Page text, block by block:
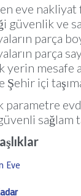
eve nakliyat
güvenlik ve
parça
parça
yerin mesafe
Şehir içi
sağlam
Eve